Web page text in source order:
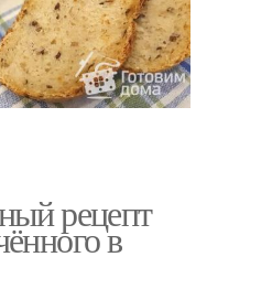
рецепт
в